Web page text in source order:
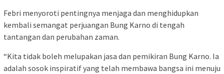
Febri menyoroti pentingnya menjaga dan menghidupkan
kembali semangat perjuangan Bung Karno di tengah
tantangan dan perubahan zaman.
“Kita tidak boleh melupakan jasa dan pemikiran Bung Karno. Ia
adalah sosok inspiratif yang telah membawa bangsa ini menuju